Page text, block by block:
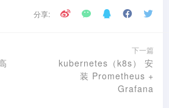
分享:
下一篇
kubernetes（k8s） 安
装 Prometheus +
Grafana